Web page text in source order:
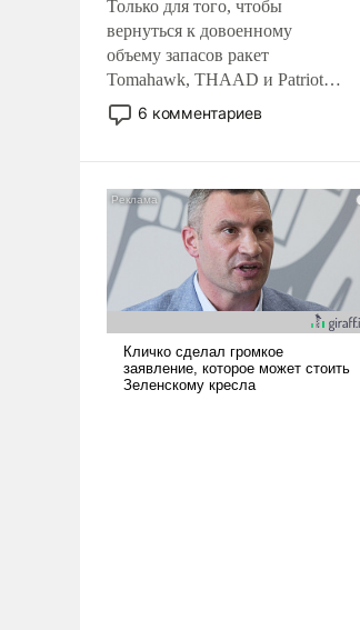
Только для того, чтобы
вернуться к довоенному
объему запасов ракет
Tomahawk, THAAD и Patriot
США потребуется более трех
лет. Даже небольшая война с
Сложившаяся ситуация
означает многолетний период
уязвимости США, например,
перед Китаем.
6 комментариев